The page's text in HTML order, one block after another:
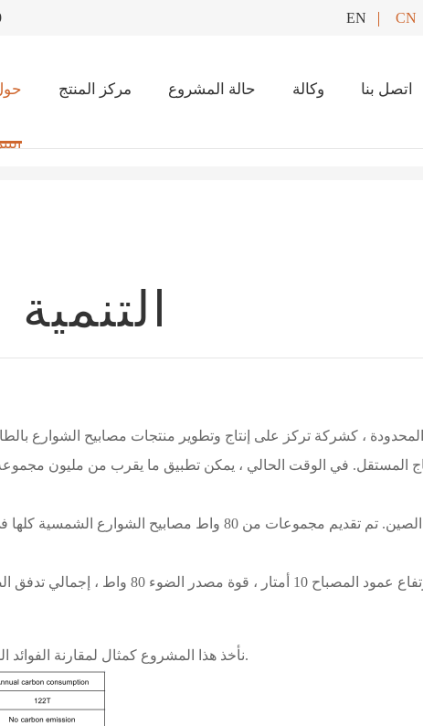
EN CN
مركز المنتج حالة المشروع وكالة اتصل بنا
، كشركة تركز على إنتاج وتطوير منتجات مصابيح الشوارع
في ، شاركت سوكويو في بناء مشروع جديد في الصين. تم تقديم
نأخذ هذا المشروع كمثال لمقارنة الفوائد المختلفة للحفاظ على الطاقة وحماية البيئة إذا تم اعتماد خطط مختلفة.